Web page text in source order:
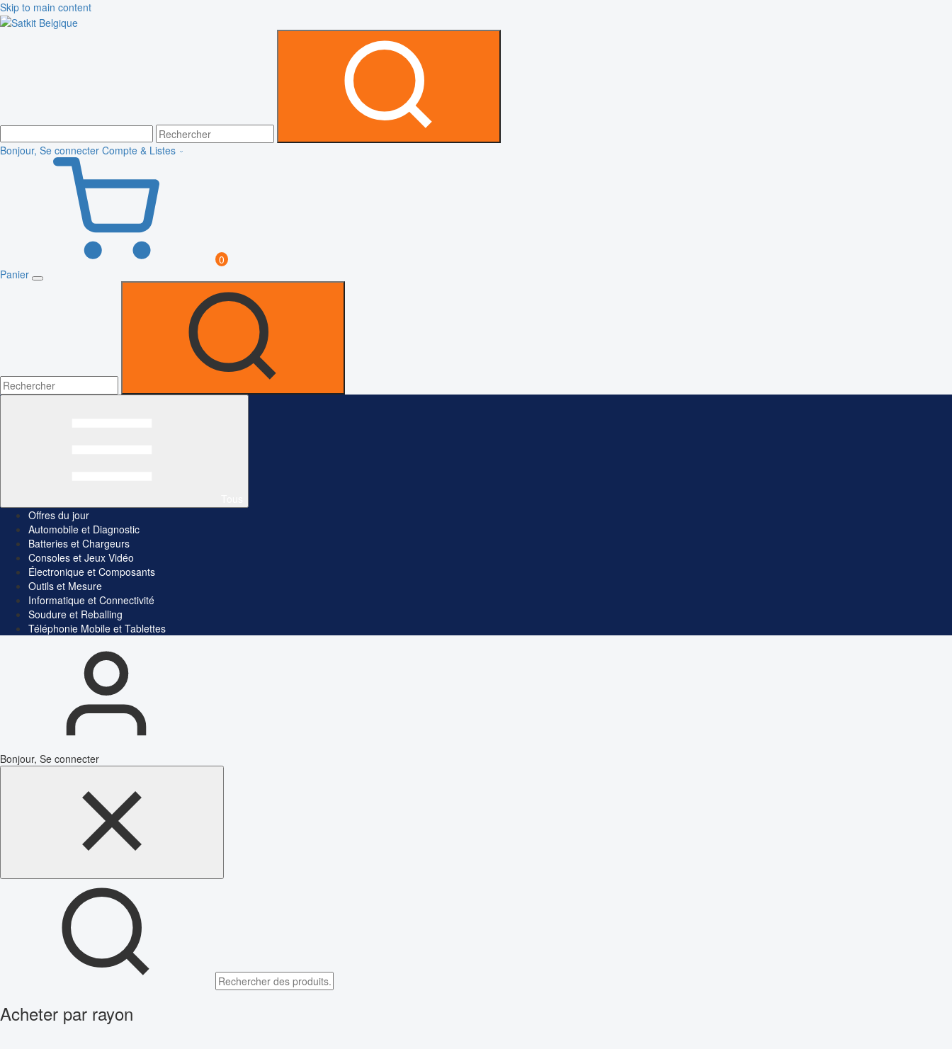
Skip to main content
Bonjour, Se connecter Compte & Listes
0
Panier
Offres du jour
Automobile et Diagnostic
Batteries et Chargeurs
Consoles et Jeux Vidéo
Électronique et Composants
Outils et Mesure
Informatique et Connectivité
Soudure et Reballing
Téléphonie Mobile et Tablettes
Bonjour, Se connecter
Acheter par rayon